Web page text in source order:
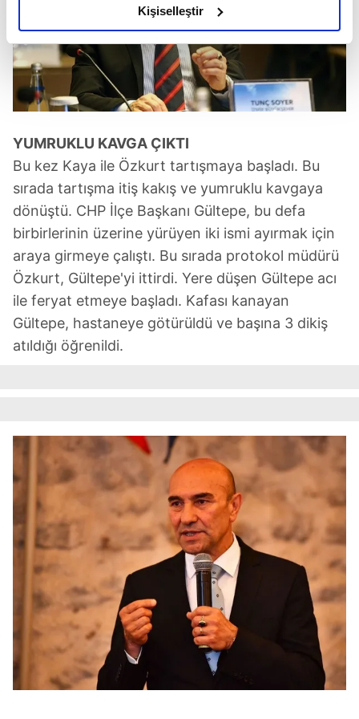
olduğunu ve sizlere en iyi içerikleri sunabilmek adına
elimizden gelen çabayı gösterdiğimizi ve bu noktada,
reklamların maliyetlerimizi karşılamak noktasında tek gelir
kalemimiz olduğunu sizlere hatırlatmak isteriz.
Her halükârda, kullanıcılar, bu çerezlere izin vermedikleri
gösterilmeyecektir."
Sizlere daha iyi bir hizmet sunabilmek için İnternet
Sitemizde kendimize ve üçüncü kişilere ait çerezler
kullanılmaktadır. Bu çerezler vasıtasıyla çeşitli kişisel
verileriniz işlenmekte olup gerekli olan çerezler bilgi
toplumu hizmetlerinin sunulması amacıyla
kullanılmaktadır. Diğer çerezler, sitemizin daha işlevsel
kılınması ve kişiselleştirilmesi ve sizlere yönelik
reklam/pazarlama faaliyetlerinin yapılması, amaçlarıyla
sınırlı olarak açık rızanız dahilinde kullanılacaktır.
Metnimiziziyaret edebilirsiniz.
6698 sayılı Kişisel Verilerin Korunması Kanunu uyarınca
hazırlanmış Aydınlatma Metnimizi okumak ve sitemizde
ilgili mevzuata uygun olarak kullanılan çerezlerle ilgili bilgi
almak için lütfen
tıklayınız .
Kişiselleştir
YUMRUKLU KAVGA ÇIKTI
Bu kez Kaya ile Özkurt tartışmaya başladı. Bu
sırada tartışma itiş kakış ve yumruklu kavgaya
dönüştü. CHP İlçe Başkanı Gültepe, bu defa
birbirlerinin üzerine yürüyen iki ismi ayırmak için
araya girmeye çalıştı. Bu sırada protokol müdürü
Özkurt, Gültepe'yi ittirdi. Yere düşen Gültepe acı
ile feryat etmeye başladı. Kafası kanayan
Gültepe, hastaneye götürüldü ve başına 3 dikiş
atıldığı öğrenildi.